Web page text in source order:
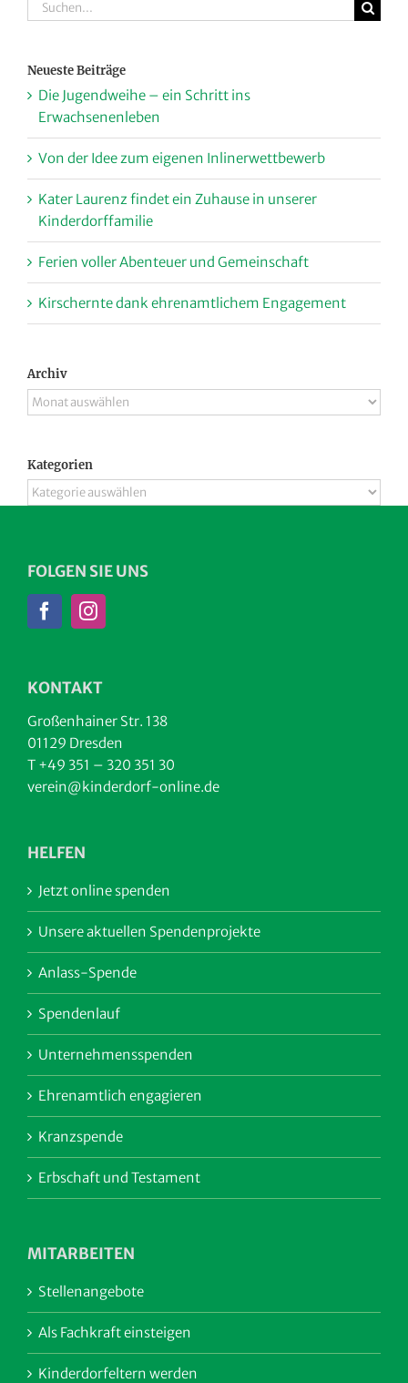
Suche
nach:
Neueste Beiträge
Die Jugendweihe – ein Schritt ins
Erwachsenenleben
Von der Idee zum eigenen Inlinerwettbewerb
Kater Laurenz findet ein Zuhause in unserer
Kinderdorffamilie
Ferien voller Abenteuer und Gemeinschaft
Kirschernte dank ehrenamtlichem Engagement
Archiv
Archiv
Kategorien
Kategorien
FOLGEN SIE UNS
KONTAKT
Großenhainer Str. 138
01129 Dresden
T +49 351 – 320 351 30
verein@kinderdorf-online.de
HELFEN
Jetzt online spenden
Unsere aktuellen Spendenprojekte
Anlass-Spende
Spendenlauf
Unternehmensspenden
Ehrenamtlich engagieren
Kranzspende
Erbschaft und Testament
MITARBEITEN
Stellenangebote
Als Fachkraft einsteigen
Kinderdorfeltern werden